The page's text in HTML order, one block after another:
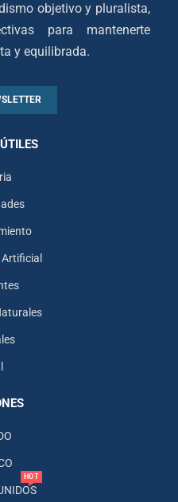
objetivo y pluralista,
para mantenerte
y equilibrada.
HOT